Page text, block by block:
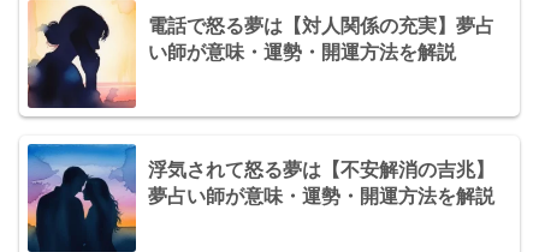
電話で怒る夢は【対人関係の充実】夢占
い師が意味・運勢・開運方法を解説
浮気されて怒る夢は【不安解消の吉兆】
夢占い師が意味・運勢・開運方法を解説